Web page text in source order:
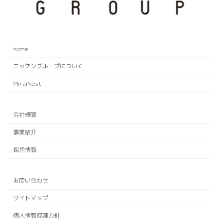
home
ニッケングループについて
MiraiNest
会社概要
事業紹介
採用情報
お問い合わせ
サイトマップ
個人情報保護方針